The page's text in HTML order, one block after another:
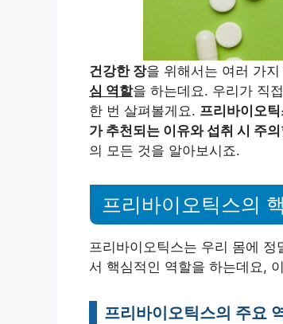
건강한 장을 위해서는 여러 가
심 역할을 하는데요. 우리가 직
한 번 살펴볼게요. 프리바이오
가 추천되는 이유와 섭취 시 주의
의 모든 것을 알아보시죠.
프리바이오틱스의
프리바이오틱스는 우리 몸에
서 핵심적인 역할을 하는데요,
프리바이오틱스의 주요